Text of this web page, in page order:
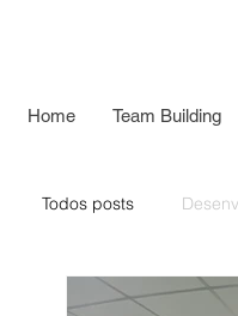
Home Team Building
Todos posts